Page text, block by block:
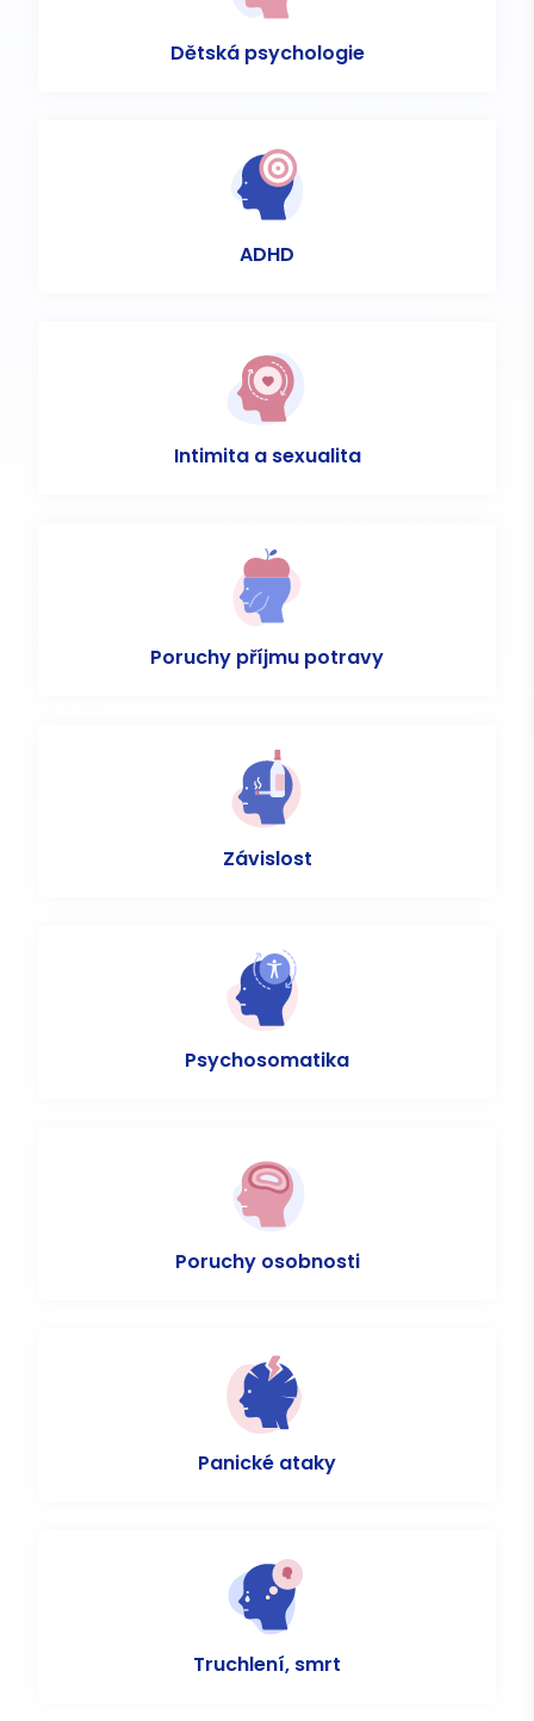
Dětská psychologie
ADHD
Intimita a sexualita
Poruchy příjmu potravy
Závislost
Psychosomatika
Poruchy osobnosti
Panické ataky
Truchlení, smrt